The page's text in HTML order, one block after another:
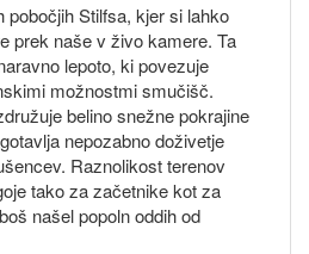
pobočjih Stilfsa, kjer si lahko
prek naše v živo kamere. Ta
lepoto, ki povezuje
možnostmi smučišč.
belino snežne pokrajine
nepozabno doživetje
Raznolikost terenov
tako za začetnike kot za
našel popoln oddih od